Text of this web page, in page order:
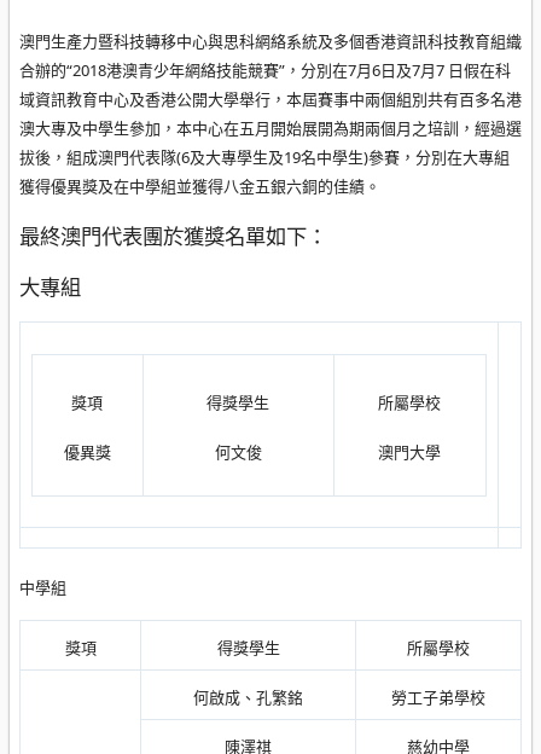
澳門生產力暨科技轉移中心與思科網絡系統及多個香港資訊科技教育組織
合辦的“2018港澳青少年網絡技能競賽”，分別在7月6日及7月7 日假在科
域資訊教育中心及香港公開大學舉行，本屆賽事中兩個組別共有百多名港
澳大專及中學生參加，本中心在五月開始展開為期兩個月之培訓，經過選
拔後，組成澳門代表隊(6及大專學生及19名中學生)參賽，分別在大專組
獲得優異獎及在中學組並獲得八金五銀六銅的佳績。
最終澳門代表團於獲獎名單如下：
大專組
獎項
優異獎
得獎學生
何文俊
所屬學校
澳門大學
中學組
獎項 得獎學生 所屬學校
何啟成、孔繁銘 勞工子弟學校
陳澤祺 慈幼中學